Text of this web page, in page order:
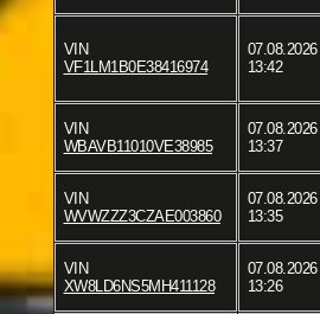
VIN
VF1LM1B0E38416974
07.08.2026
13:42
VIN
WBAVB11010VE38985
07.08.2026
13:37
VIN
WVWZZZ3CZAE003860
07.08.2026
13:35
VIN
XW8LD6NS5MH411128
07.08.2026
13:26